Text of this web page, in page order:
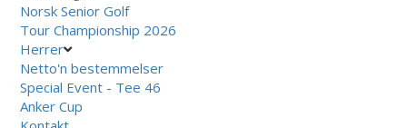
Norsk Senior Golf
Tour Championship 2026
Herrer
Netto'n bestemmelser
Special Event - Tee 46
Anker Cup